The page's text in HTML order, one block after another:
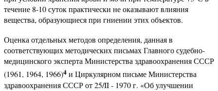
течение 8-10 суток практически не оказывают влияния
вещества, образующиеся при гниении этих объектов.
Оценка отдельных методов определения, данная в
соответствующих методических письмах Главного судебно-
медицинского эксперта Министерства здравоохранения СССР
(1961, 1964, 1966)4 и Циркулярном письме Министерства
здравоохранения СССР от 25/II - 1970 г. «Об улучшении